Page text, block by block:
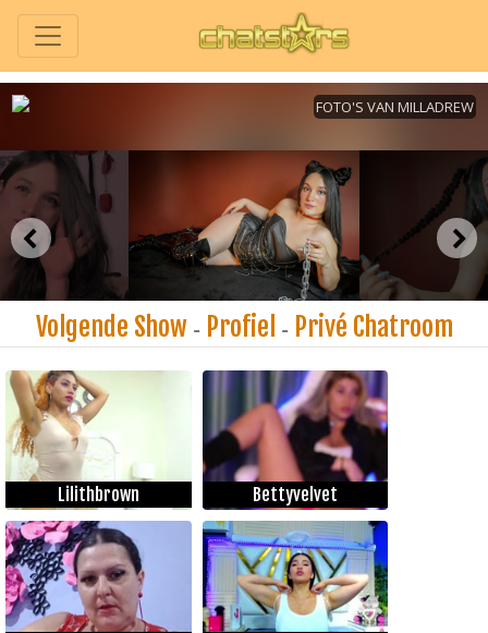
Volgende Show - Profiel - Privé Chatroom
Lilithbrown Bettyvelvet